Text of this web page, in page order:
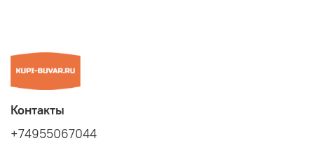
Контакты
+74955067044